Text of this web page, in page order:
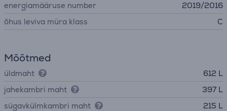
energiamääruse number
2019/2016
õhus leviva müra klass
C
Mõõtmed
üldmaht
612 L
jahekambri maht
397 L
sügavkülmkambri maht
215 L